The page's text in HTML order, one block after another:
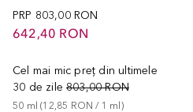
PRP 803,00 RON
642,40 RON
Cel mai mic preț din ultimele
30 de zile 803,00 RON
50 ml (12,85 RON / 1 ml)